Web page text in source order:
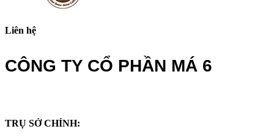
Liên hệ
CÔNG TY CỔ PHẦN MÁ 6
TRỤ SỞ CHÍNH: